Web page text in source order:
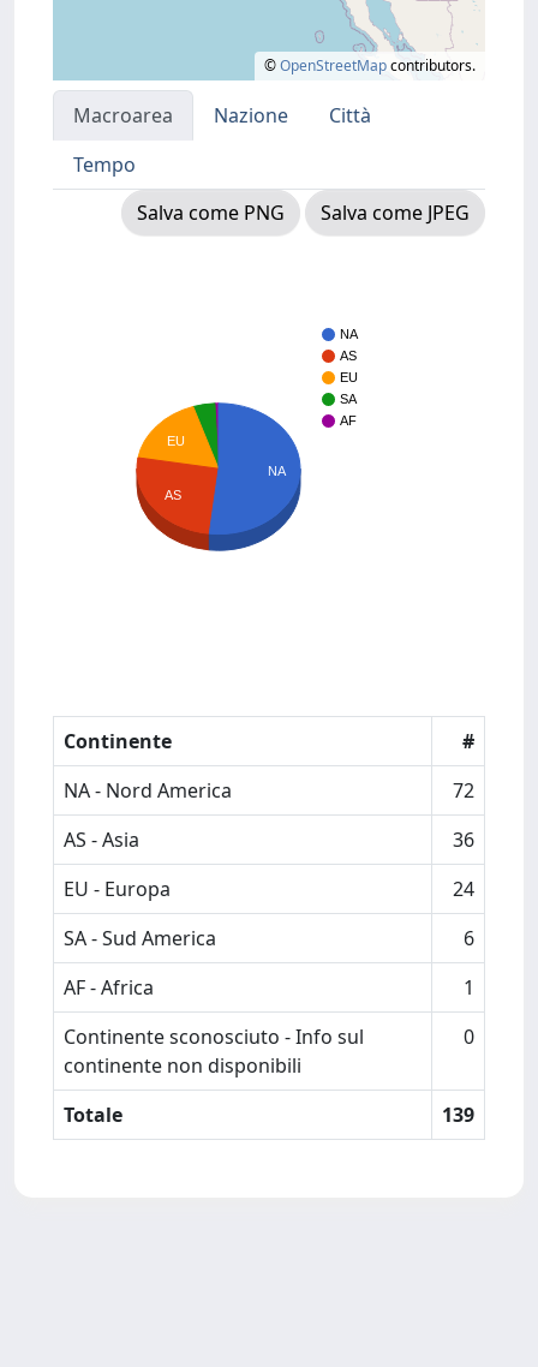
©OpenStreetMapcontributors.
Macroarea Nazione
Città
Tempo
Salva come PNG
Salva come JPEG
NA
AS
EU
SA
AF
EU
AS
NA
Continente
#
NA - Nord America
72
AS - Asia
36
EU - Europa
24
SA - Sud America
6
AF - Africa
1
Continente sconosciuto - Info sul
continente non disponibili
0
Totale 139